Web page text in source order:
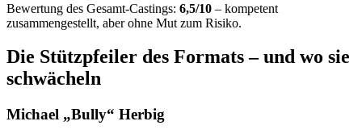
Bewertung des Gesamt-Castings: 6,5/10 – kompetent
zusammengestellt, aber ohne Mut zum Risiko.
Die Stützpfeiler des Formats – und wo sie
schwächeln
Michael „Bully“ Herbig